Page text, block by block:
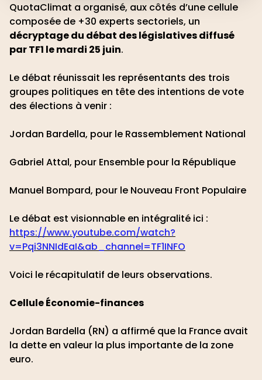
QuotaClimat a organisé, aux côtés d’une cellule
composée de +30 experts sectoriels, un
décryptage du débat des législatives diffusé
par TF1 le mardi 25 juin.
Le débat réunissait les représentants des trois
groupes politiques en tête des intentions de vote
des élections à venir :
Jordan Bardella, pour le Rassemblement National
Gabriel Attal, pour Ensemble pour la République
Manuel Bompard, pour le Nouveau Front Populaire
Le débat est visionnable en intégralité ici :
https://www.youtube.com/watch?
v=Pqi3NNIdEaI&ab_channel=TF1INFO
Voici le récapitulatif de leurs observations.
Cellule Économie-finances
Jordan Bardella (RN) a affirmé que la France avait
la dette en valeur la plus importante de la zone
euro.